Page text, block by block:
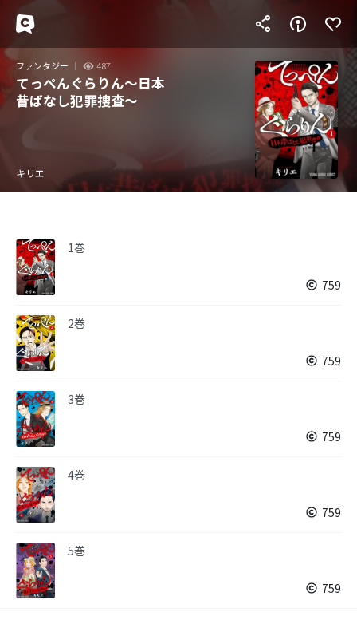
ファンタジー 487
てっぺんぐらりん～日本
昔ばなし犯罪捜査～
キリエ
1巻
759
2巻
759
3巻
759
4巻
759
5巻
759